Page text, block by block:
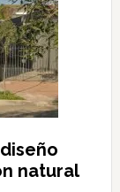
natural